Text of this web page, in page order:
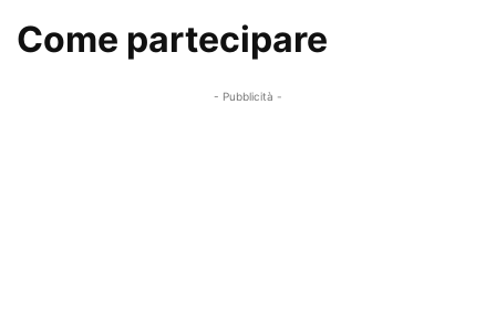
Come partecipare
- Pubblicità -